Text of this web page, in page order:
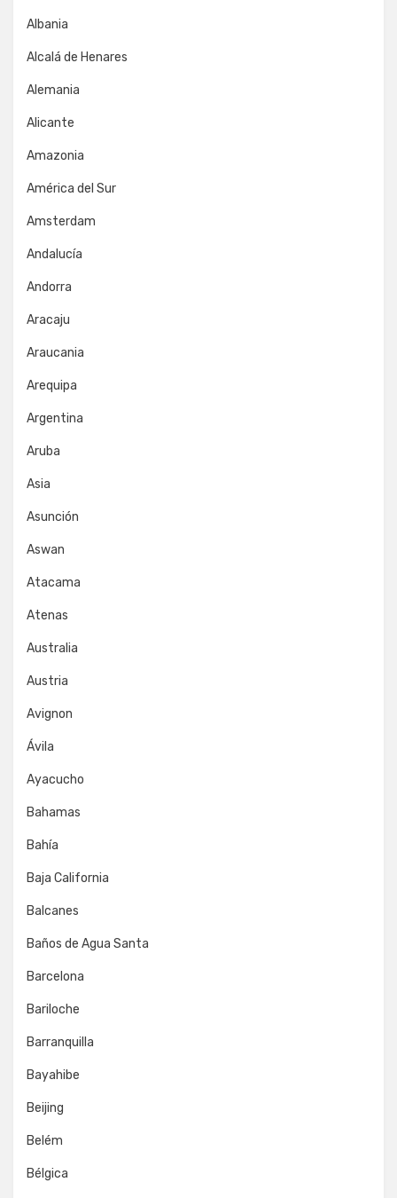
Albania
Alcalá de Henares
Alemania
Alicante
Amazonia
América del Sur
Amsterdam
Andalucía
Andorra
Aracaju
Araucania
Arequipa
Argentina
Aruba
Asia
Asunción
Aswan
Atacama
Atenas
Australia
Austria
Avignon
Ávila
Ayacucho
Bahamas
Bahía
Baja California
Balcanes
Baños de Agua Santa
Barcelona
Bariloche
Barranquilla
Bayahibe
Beijing
Belém
Bélgica